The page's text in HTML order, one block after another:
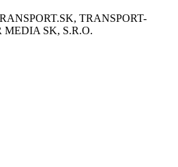
TRANSPORT-
SK, S.R.O.